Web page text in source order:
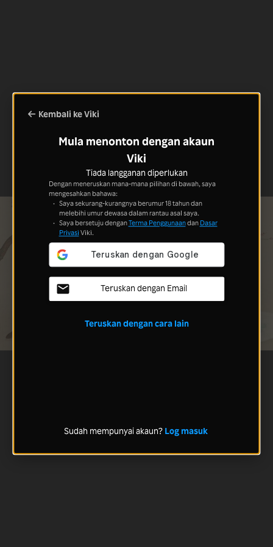
Kembali ke Viki
Mula menonton dengan akaun
Viki
Tiada langganan diperlukan
Dengan meneruskan mana-mana pilihan di bawah, saya
mengesahkan bahawa:
Saya sekurang-kurangnya berumur 18 tahun dan
melebihi umur dewasa dalam rantau asal saya.
Saya bersetuju denganTerma Penggunaandan Dasar
Privasi Viki.
Teruskan dengan Email
Teruskan dengan cara lain
Sudah mempunyai akaun? Log masuk